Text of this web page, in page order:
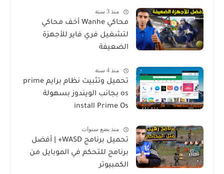
منذ 3 سنة
محاكي Wanhe أخف محاكي
لتشغيل فري فاير للأجهزة
الضعيفة
منذ 4 سنة
تحميل وتثبيت نظام برايم prime
os بجانب الويندوز بسهولة
install Prime Os
منذ بضع سنوات
تحميل برنامج WASD+ | أفضل
برنامج للتحكم في الموبايل من
الكمبيوتر